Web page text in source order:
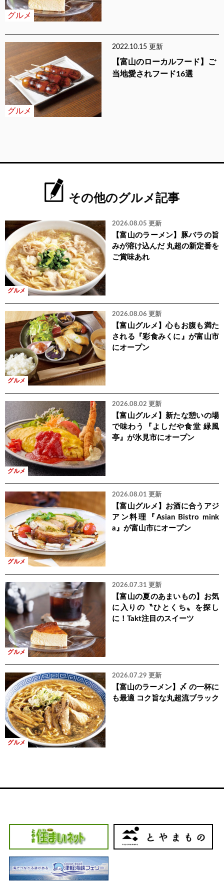
グルメ
グルメ
2022.10.15 更新
【富山のローカルフード】ご
当地愛されフード16選
その他のグルメ記事
グルメ
2026.08.05 更新
【富山のラーメン】豚バラの旨
みが溶け込んだ 丸超の新定番を
ご賞味あれ
グルメ
2026.08.06 更新
【富山グルメ】心もお腹も満た
される『彩食みくに』が富山市
にオープン
グルメ
2026.08.02 更新
【富山グルメ】新たな憩いの場
で味わう『よしだや食堂 緑風
亭』が氷見市にオープン
グルメ
2026.08.01 更新
【富山グルメ】お酒に合うアジ
アン料理『Asian Bistro mink
a』が富山市にオープン
グルメ
2026.07.31 更新
【富山の夏のあまいもの】お気
に入りの〝ひとくち〟を探し
に！Takt注目のスイーツ
グルメ
2026.07.29 更新
【富山のラーメン】〆 の一杯に
も最適 コク旨な丸超流ブラック